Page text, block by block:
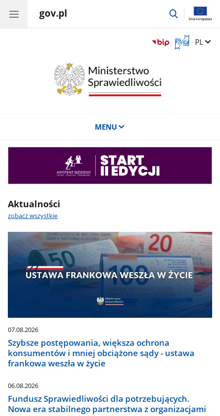
gov.pl
przejdź
Otwórz
okno
Zmień
PL
MENU
Aktualności
zobacz wszystkie
07.08.2026
Szybsze postępowania, większa ochrona
konsumentów i mniej obciążone sądy - ustawa
frankowa weszła w życie
06.08.2026
Fundusz Sprawiedliwości dla potrzebujących.
Nowa era stabilnego partnerstwa z organizacjami